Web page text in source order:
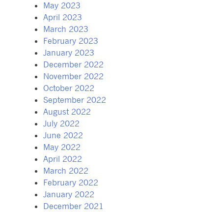
May 2023
April 2023
March 2023
February 2023
January 2023
December 2022
November 2022
October 2022
September 2022
August 2022
July 2022
June 2022
May 2022
April 2022
March 2022
February 2022
January 2022
December 2021